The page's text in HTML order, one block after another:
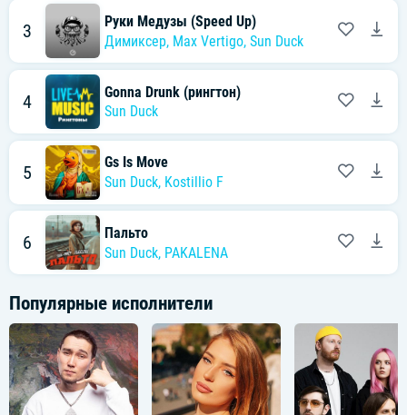
3
Руки Медузы (Speed Up)
Димиксер, Max Vertigo, Sun Duck
4
Gonna Drunk (рингтон)
Sun Duck
5
Gs Is Move
Sun Duck, Kostillio F
6
Пальто
Sun Duck, PAKALENA
Популярные исполнители